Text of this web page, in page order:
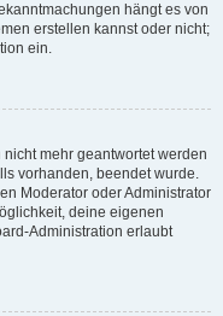
hängt es von
erstellen kannst oder nicht;
ein.
mehr geantwortet werden
vorhanden, beendet wurde.
Moderator oder Administrator
deine eigenen
Administration erlaubt